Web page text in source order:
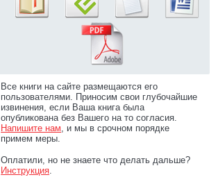
Все книги на сайте размещаются его
пользователями. Приносим свои глубочайшие
извинения, если Ваша книга была
опубликована без Вашего на то согласия.
Напишите нам, и мы в срочном порядке
примем меры.
Оплатили, но не знаете что делать дальше?
Инструкция.